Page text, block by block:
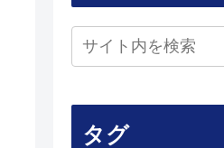
タグ